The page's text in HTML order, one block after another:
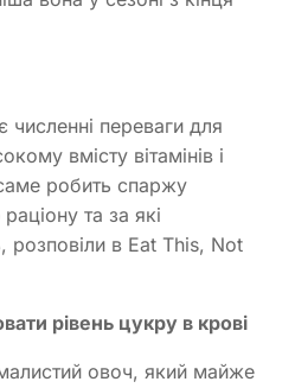
переваги для
вмісту вітамінів і
робить спаржу
та за які
розповіли в Eat This, Not
рівень цукру в крові
овоч, який майже